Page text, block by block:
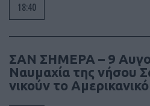
18:40
ΣΑΝ ΣΗΜΕΡΑ – 9
Ναυμαχία της νήσου
νικούν το